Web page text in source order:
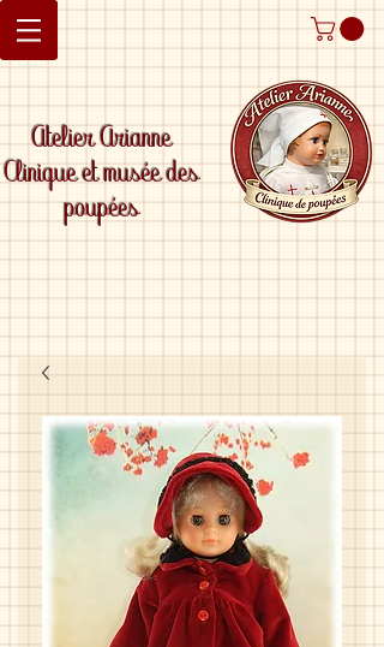
Atelier Arianne
Clinique et musée des
poupées